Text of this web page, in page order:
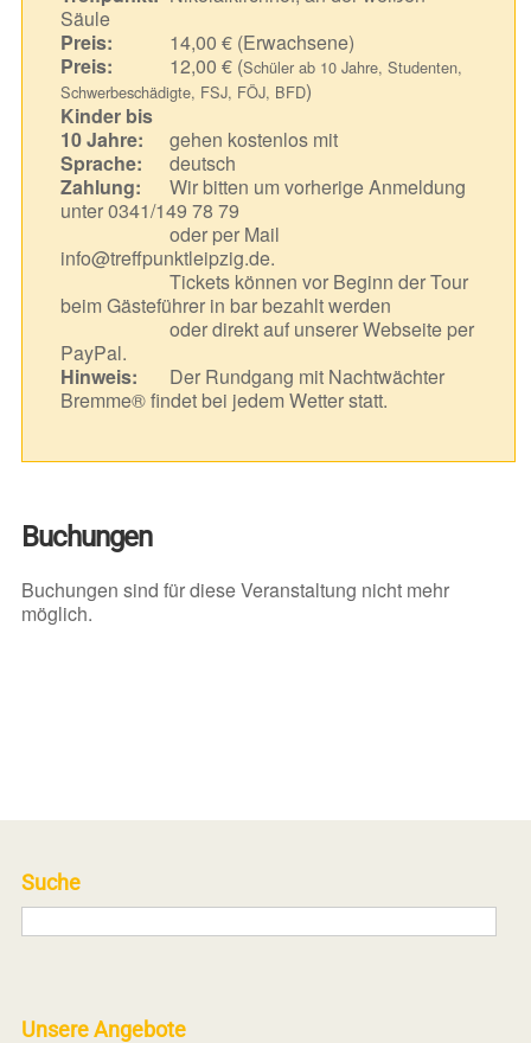
Säule
Preis:
14,00 € (Erwachsene)
Preis:
12,00 € (Schüler ab 10 Jahre, Studenten,
Schwerbeschädigte, FSJ, FÖJ, BFD)
Kinder bis
10 Jahre:
gehen kostenlos mit
Sprache:
deutsch
Zahlung:
Wir bitten um vorherige Anmeldung
unter 0341/149 78 79
oder per Mail
info@treffpunktleipzig.de.
Tickets können vor Beginn der Tour
beim Gästeführer in bar bezahlt werden
oder direkt auf unserer Webseite per
PayPal.
Hinweis:
Der Rundgang mit Nachtwächter
Bremme® findet bei jedem Wetter statt.
Buchungen
Buchungen sind für diese Veranstaltung nicht mehr
möglich.
Suche
Unsere Angebote